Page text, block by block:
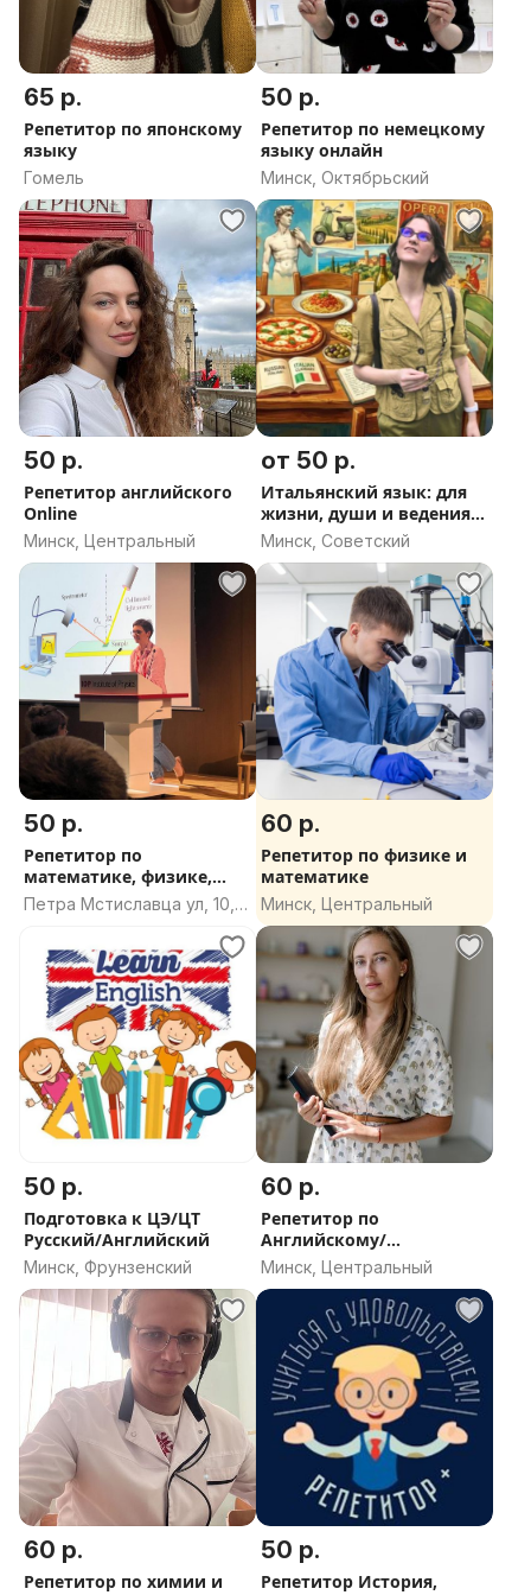
Прайс:
- одно занятие, посвященное школьной программе в
старшей школе - 45 BYN;
- одно занятие, направленное на подготовку к ЦТ -
50 BYN ;
- одно занятие-консультация, связанное с
английским языком в вузе - 55 BYN.
Приходите на пробное познакомиться и проверить
уровень своего английского !
65 р.
Репетитор по японскому
языку
Гомель
50 р.
Репетитор по немецкому
языку онлайн
Минск, Октябрьский
50 р.
Репетитор английского
Online
Минск, Центральный
от 50 р.
Итальянский язык: для
жизни, души и ведения
дел
Минск, Советский
50 р.
Репетитор по
математике, физике,
астрономии, химии
Петра Мстиславца ул, 10,
60 р.
Репетитор по физике и
математике
Минск, Центральный
50 р.
Подготовка к ЦЭ/ЦТ
Русский/Английский
Минск, Фрунзенский
60 р.
Репетитор по
Английскому/
Испанскому
Минск, Центральный
60 р.
Репетитор по химии и
50 р.
Репетитор История,